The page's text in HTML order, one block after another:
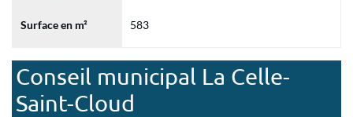
Surface en m² 583
Conseil municipal La Celle-
Saint-Cloud